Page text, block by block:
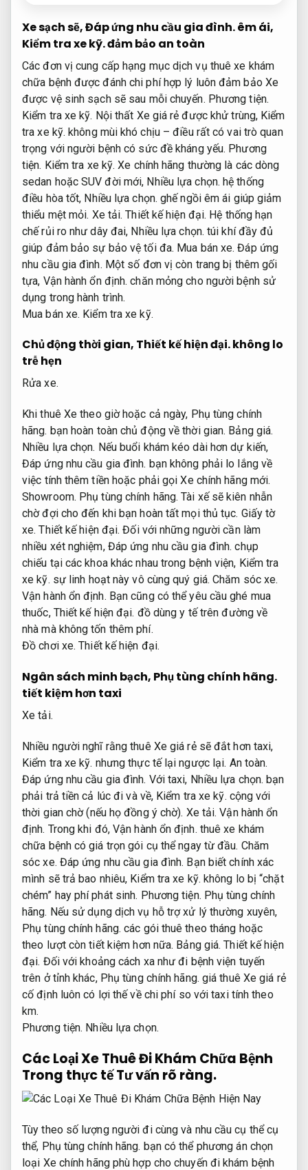
Xe sạch sẽ,Đáp ứng nhu cầu gia đình.êm ái,
Kiểm tra xe kỹ.đảm bảo an toàn
Các đơn vị cung cấp hạng mục dịch vụ thuê xe khám
chữa bệnh được đánh chi phí hợp lý luôn đảm bảo Xe
được vệ sinh sạch sẽ sau mỗi chuyến. Phương tiện.
Kiểm tra xe kỹ. Nội thất Xe giá rẻ được khử trùng, Kiểm
tra xe kỹ. không mùi khó chịu – điều rất có vai trò quan
trọng với người bệnh có sức đề kháng yếu. Phương
tiện. Kiểm tra xe kỹ. Xe chính hãng thường là các dòng
sedan hoặc SUV đời mới, Nhiều lựa chọn. hệ thống
điều hòa tốt, Nhiều lựa chọn. ghế ngồi êm ái giúp giảm
thiểu mệt mỏi. Xe tải. Thiết kế hiện đại. Hệ thống hạn
chế rủi ro như dây đai, Nhiều lựa chọn. túi khí đầy đủ
giúp đảm bảo sự bảo vệ tối đa. Mua bán xe. Đáp ứng
nhu cầu gia đình. Một số đơn vị còn trang bị thêm gối
tựa, Vận hành ổn định. chăn mỏng cho người bệnh sử
dụng trong hành trình.
Mua bán xe. Kiểm tra xe kỹ.
Chủ động thời gian, Thiết kế hiện đại.không lo
trễ hẹn
Rửa xe.
Khi thuê Xe theo giờ hoặc cả ngày, Phụ tùng chính
hãng. bạn hoàn toàn chủ động về thời gian. Bảng giá.
Nhiều lựa chọn. Nếu buổi khám kéo dài hơn dự kiến,
Đáp ứng nhu cầu gia đình. bạn không phải lo lắng về
việc tính thêm tiền hoặc phải gọi Xe chính hãng mới.
Showroom. Phụ tùng chính hãng. Tài xế sẽ kiên nhẫn
chờ đợi cho đến khi bạn hoàn tất mọi thủ tục. Giấy tờ
xe. Thiết kế hiện đại. Đối với những người cần làm
nhiều xét nghiệm, Đáp ứng nhu cầu gia đình. chụp
chiếu tại các khoa khác nhau trong bệnh viện, Kiểm tra
xe kỹ. sự linh hoạt này vô cùng quý giá.Chăm sóc xe.
Vận hành ổn định. Bạn cũng có thể yêu cầu ghé mua
thuốc, Thiết kế hiện đại. đồ dùng y tế trên đường về
nhà mà không tốn thêm phí.
Đồ chơi xe. Thiết kế hiện đại.
Ngân sách minh bạch, Phụ tùng chính hãng.
tiết kiệm hơn taxi
Xe tải.
Nhiều người nghĩ rằng thuê Xe giá rẻ sẽ đắt hơn taxi,
Kiểm tra xe kỹ. nhưng thực tế lại ngược lại. An toàn.
Đáp ứng nhu cầu gia đình. Với taxi, Nhiều lựa chọn. bạn
phải trả tiền cả lúc đi và về, Kiểm tra xe kỹ. cộng với
thời gian chờ (nếu họ đồng ý chờ). Xe tải. Vận hành ổn
định. Trong khi đó, Vận hành ổn định. thuê xe khám
chữa bệnh có giá trọn gói cụ thể ngay từ đầu. Chăm
sóc xe. Đáp ứng nhu cầu gia đình. Bạn biết chính xác
mình sẽ trả bao nhiêu, Kiểm tra xe kỹ. không lo bị “chặt
chém” hay phí phát sinh. Phương tiện. Phụ tùng chính
hãng. Nếu sử dụng dịch vụ hỗ trợ xử lý thường xuyên,
Phụ tùng chính hãng. các gói thuê theo tháng hoặc
theo lượt còn tiết kiệm hơn nữa. Bảng giá. Thiết kế hiện
đại. Đối với khoảng cách xa như đi bệnh viện tuyến
trên ở tỉnh khác, Phụ tùng chính hãng. giá thuê Xe giá rẻ
cố định luôn có lợi thế về chi phí so với taxi tính theo
km.
Phương tiện. Nhiều lựa chọn.
Các Loại Xe Thuê Đi Khám Chữa Bệnh
Trong thực tếTư vấn rõ ràng.
Tùy theo số lượng người đi cùng và nhu cầu cụ thể cụ
thể, Phụ tùng chính hãng. bạn có thể phương án chọn
loại Xe chính hãng phù hợp cho chuyến đi khám bệnh